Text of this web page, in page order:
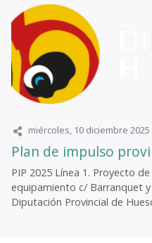
miércoles, 10 diciembre 2025
Plan de impulso
PIP 2025 Línea 1. Proyecto
equipamiento c/ Barranquet y
Diputación Provincial de